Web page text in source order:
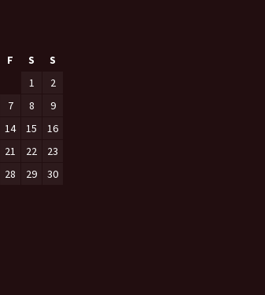
F S
S
1
2
7 8
9
14 15
16
21 22
23
28 29
30